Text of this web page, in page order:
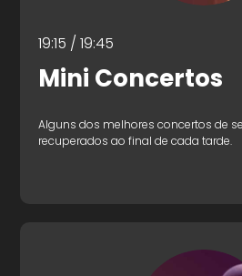
19:15 / 19:45
Mini Concertos
Alguns dos melhores concertos de
recuperados ao final de cada tarde.